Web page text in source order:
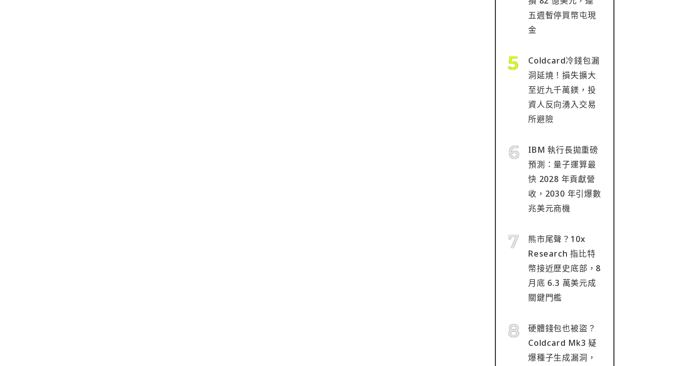
五週暫停買幣屯現
金
Coldcard冷錢包漏
洞延燒！損失擴大
至近九千萬鎂，投
資人反向湧入交易
所避險
IBM 執行長拋重磅
預測：量子運算最
快 2028 年貢獻營
收，2030 年引爆數
兆美元商機
熊市尾聲？10x
Research 指比特
幣接近歷史底部，8
月底 6.3 萬美元成
關鍵門檻
硬體錢包也被盜？
Coldcard Mk3 疑
爆種子生成漏洞，